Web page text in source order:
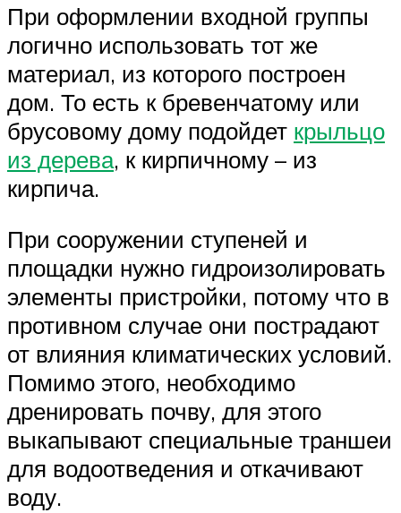
При оформлении входной группы
логично использовать тот же
материал, из которого построен
дом. То есть к бревенчатому или
брусовому дому подойдет крыльцо
из дерева, к кирпичному – из
кирпича.
При сооружении ступеней и
площадки нужно гидроизолировать
элементы пристройки, потому что в
противном случае они пострадают
от влияния климатических условий.
Помимо этого, необходимо
дренировать почву, для этого
выкапывают специальные траншеи
для водоотведения и откачивают
воду.